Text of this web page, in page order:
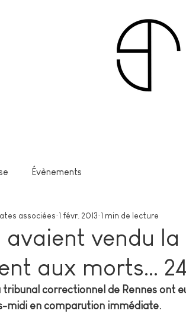
Évènements
avaient vendu
aux morts…
associées 1 févr. 2013 1 min de lecture
tribunal correctionnel de Rennes ont
midi en comparution immédiate.